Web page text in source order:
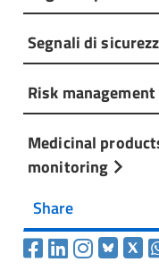
Segnali di
Risk
Medicinal
monitoring
Share